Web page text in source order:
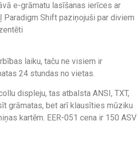
e-grāmatu lasīšanas ierīces ar
Shift paziņojuši par diviem
laiku, taču ne visiem ir
24 stundas no vietas.
displeju, tas atbalsta ANSI, TXT,
grāmatas, bet arī klausīties mūziku
kartēm. EER-051 cena ir 150 ASV